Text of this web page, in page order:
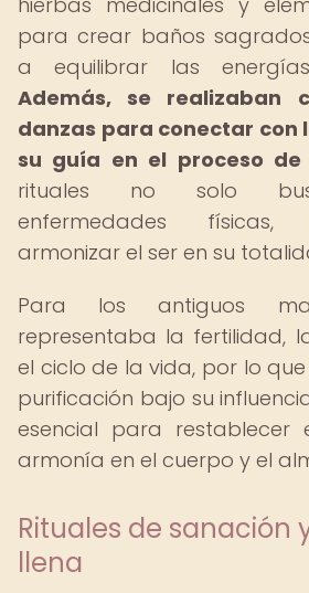
para crear baños
a equilibrar las
Además, se realizaban
danzas para conectar con
su guía en el proceso de
rituales no solo
enfermedades
armonizar el ser en su
Para los antiguos
representaba la fertilidad,
el ciclo de la vida, por lo
purificación bajo su
esencial para restablecer
armonía en el cuerpo y el
Rituales de sanación
llena